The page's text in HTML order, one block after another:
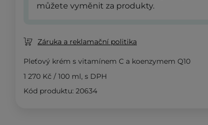
můžete vyměnit za produkty.
Záruka a reklamační politika
Pleťový krém s vitamínem C a koenzymem Q10
1 270 Kč / 100 ml, s DPH
Kód produktu: 20634